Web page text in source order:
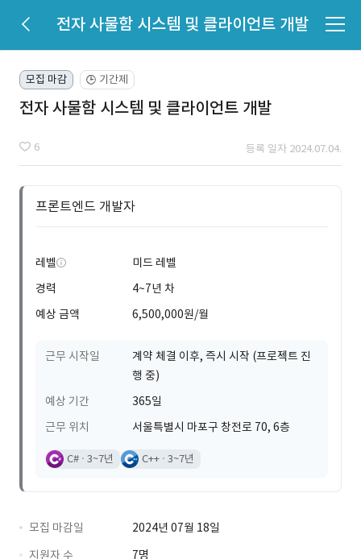
전자 사물함 시스템 및 클라이언트 개발
모집 마감 🕒 기간제
전자 사물함 시스템 및 클라이언트 개발
6 등록 일자 2024.07.04.
프론트엔드 개발자
레벨
미드 레벨
경력
4~7년 차
예상 금액
6,500,000원/월
근무 시작일
계약 체결 이후, 즉시 시작 (프로젝트 진
행 중)
예상 기간
365일
근무 위치
서울특별시 마포구 창전로 70, 6층
C# 3~7년 C++ 3~7년
모집 마감일
2024년 07월 18일
지원자 수
7명